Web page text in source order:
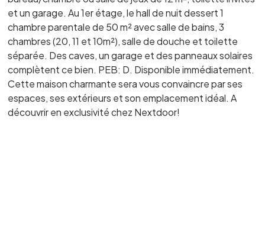
et un garage. Au 1er étage, le hall de nuit dessert 1
chambre parentale de 50 m² avec salle de bains, 3
chambres (20, 11 et 10m²), salle de douche et toilette
séparée. Des caves, un garage et des panneaux solaires
complètent ce bien. PEB: D. Disponible immédiatement.
Cette maison charmante sera vous convaincre par ses
espaces, ses extérieurs et son emplacement idéal. A
découvrir en exclusivité chez Nextdoor!